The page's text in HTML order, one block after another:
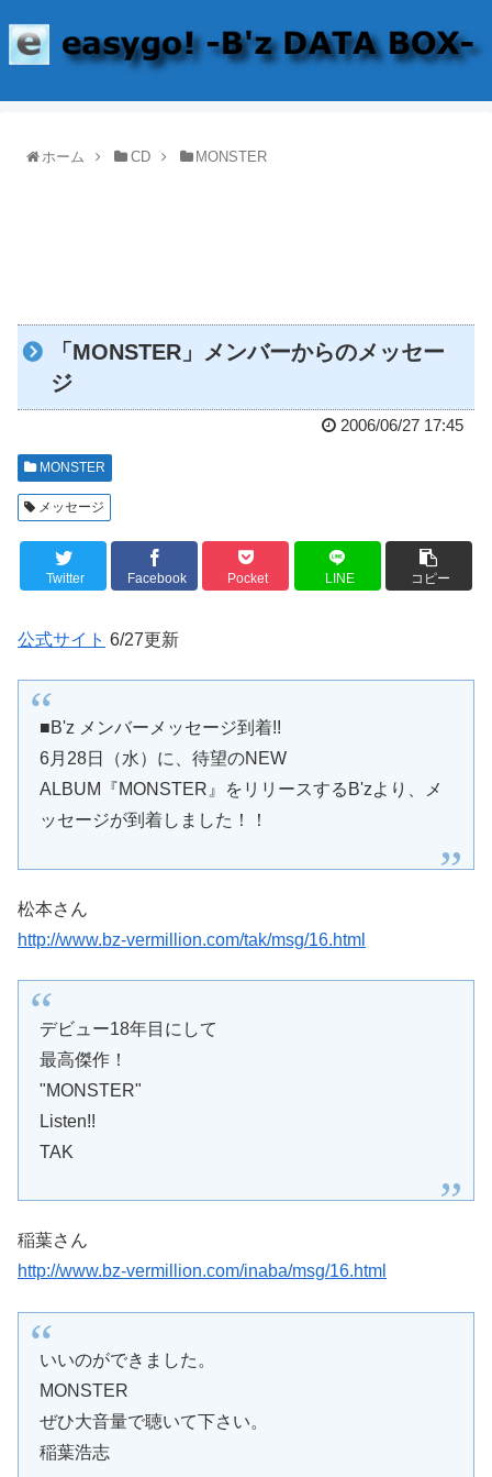
ホーム CD MONSTER
「MONSTER」メンバーからのメッセー
ジ
2006/06/27 17:45
MONSTER
メッセージ
Twitter Facebook Pocket LINE コピー
公式サイト 6/27更新
■B'z メンバーメッセージ到着!!
6月28日（水）に、待望のNEW
ALBUM『MONSTER』をリリースするB'zより、メ
ッセージが到着しました！！
松本さん
http://www.bz-vermillion.com/tak/msg/16.html
デビュー18年目にして
最高傑作！
"MONSTER"
Listen!!
TAK
稲葉さん
http://www.bz-vermillion.com/inaba/msg/16.html
いいのができました。
MONSTER
ぜひ大音量で聴いて下さい。
稲葉浩志